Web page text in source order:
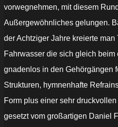
vorwegnehmen, mit diesem
Außergewöhnliches gelungen.
der Achtziger Jahre kreierte
Fahrwasser die sich gleich beim
gnadenlos in den Gehörgängen
Strukturen, hymnenhafte
Form plus einer sehr
gesetzt vom großartigen Daniel